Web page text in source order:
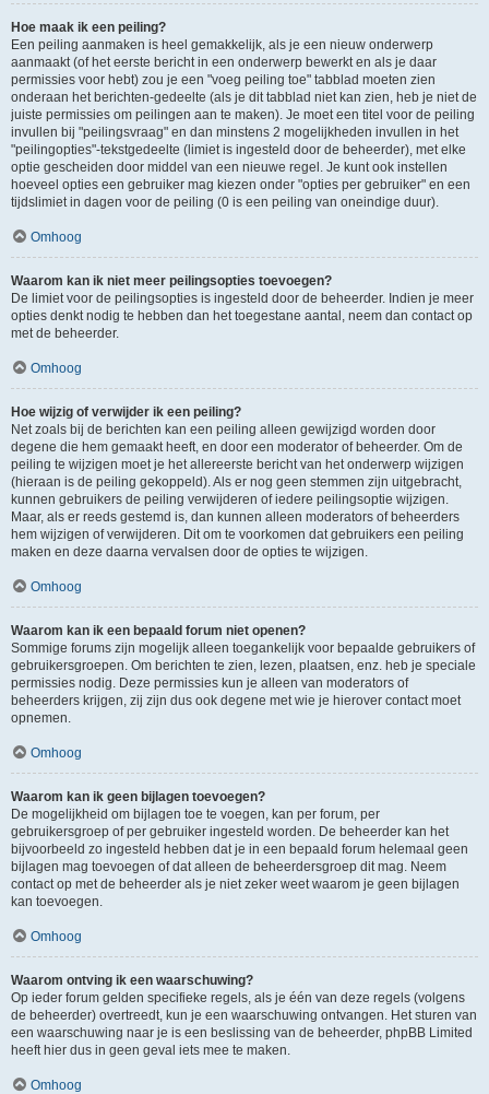
Hoe maak ik een peiling?
Een peiling aanmaken is heel gemakkelijk, als je een nieuw onderwerp
aanmaakt (of het eerste bericht in een onderwerp bewerkt en als je daar
permissies voor hebt) zou je een "voeg peiling toe" tabblad moeten zien
onderaan het berichten-gedeelte (als je dit tabblad niet kan zien, heb je niet de
juiste permissies om peilingen aan te maken). Je moet een titel voor de peiling
invullen bij "peilingsvraag" en dan minstens 2 mogelijkheden invullen in het
"peilingopties"-tekstgedeelte (limiet is ingesteld door de beheerder), met elke
optie gescheiden door middel van een nieuwe regel. Je kunt ook instellen
hoeveel opties een gebruiker mag kiezen onder "opties per gebruiker" en een
tijdslimiet in dagen voor de peiling (0 is een peiling van oneindige duur).
Omhoog
Waarom kan ik niet meer peilingsopties toevoegen?
De limiet voor de peilingsopties is ingesteld door de beheerder. Indien je meer
opties denkt nodig te hebben dan het toegestane aantal, neem dan contact op
met de beheerder.
Omhoog
Hoe wijzig of verwijder ik een peiling?
Net zoals bij de berichten kan een peiling alleen gewijzigd worden door
degene die hem gemaakt heeft, en door een moderator of beheerder. Om de
peiling te wijzigen moet je het allereerste bericht van het onderwerp wijzigen
(hieraan is de peiling gekoppeld). Als er nog geen stemmen zijn uitgebracht,
kunnen gebruikers de peiling verwijderen of iedere peilingsoptie wijzigen.
Maar, als er reeds gestemd is, dan kunnen alleen moderators of beheerders
hem wijzigen of verwijderen. Dit om te voorkomen dat gebruikers een peiling
maken en deze daarna vervalsen door de opties te wijzigen.
Omhoog
Waarom kan ik een bepaald forum niet openen?
Sommige forums zijn mogelijk alleen toegankelijk voor bepaalde gebruikers of
gebruikersgroepen. Om berichten te zien, lezen, plaatsen, enz. heb je speciale
permissies nodig. Deze permissies kun je alleen van moderators of
beheerders krijgen, zij zijn dus ook degene met wie je hierover contact moet
opnemen.
Omhoog
Waarom kan ik geen bijlagen toevoegen?
De mogelijkheid om bijlagen toe te voegen, kan per forum, per
gebruikersgroep of per gebruiker ingesteld worden. De beheerder kan het
bijvoorbeeld zo ingesteld hebben dat je in een bepaald forum helemaal geen
bijlagen mag toevoegen of dat alleen de beheerdersgroep dit mag. Neem
contact op met de beheerder als je niet zeker weet waarom je geen bijlagen
kan toevoegen.
Omhoog
Waarom ontving ik een waarschuwing?
Op ieder forum gelden specifieke regels, als je één van deze regels (volgens
de beheerder) overtreedt, kun je een waarschuwing ontvangen. Het sturen van
een waarschuwing naar je is een beslissing van de beheerder, phpBB Limited
heeft hier dus in geen geval iets mee te maken.
Omhoog